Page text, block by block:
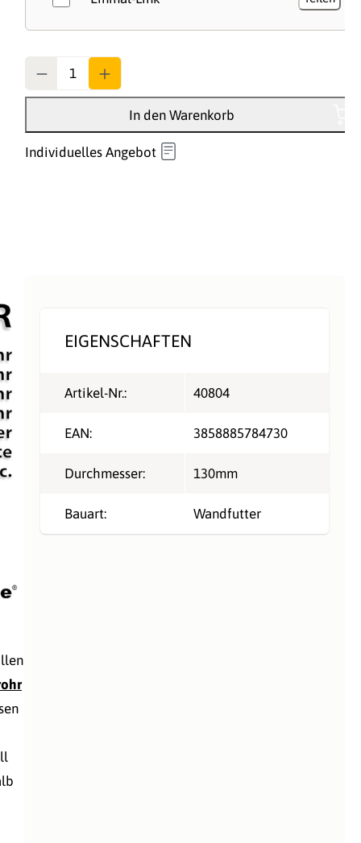
In den Warenkorb
Individuelles Angebot
EIGENSCHAFTEN
Artikel-Nr.: 40804
EAN: 3858885784730
Durchmesser: 130mm
Bauart: Wandfutter